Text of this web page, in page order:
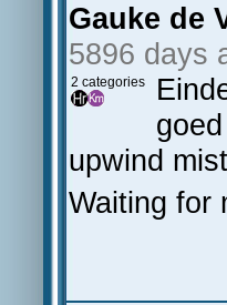
Gauke de
5896 days
2 categories
upwind
Waiting for